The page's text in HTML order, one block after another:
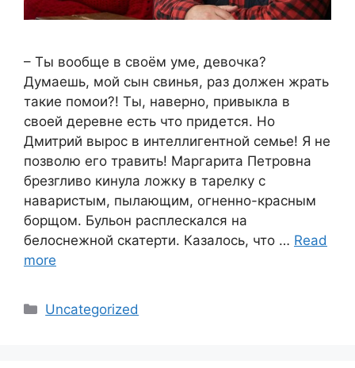
– Ты вообще в своём уме, девочка?
Думаешь, мой сын свинья, раз должен жрать
такие помои?! Ты, наверно, привыкла в
своей деревне есть что придется. Но
Дмитрий вырос в интеллигентной семье! Я не
позволю его травить! Маргарита Петровна
брезгливо кинула ложку в тарелку с
наваристым, пылающим, огненно-красным
борщом. Бульон расплескался на
белоснежной скатерти. Казалось, что … Read
more
Categories
Uncategorized